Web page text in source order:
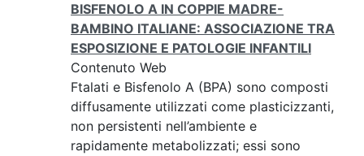
BISFENOLO A IN COPPIE MADRE-
BAMBINO ITALIANE: ASSOCIAZIONE TRA
ESPOSIZIONE E PATOLOGIE INFANTILI
Contenuto Web
Ftalati e Bisfenolo A (BPA) sono composti
diffusamente utilizzati come plasticizzanti,
non persistenti nell’ambiente e
rapidamente metabolizzati; essi sono